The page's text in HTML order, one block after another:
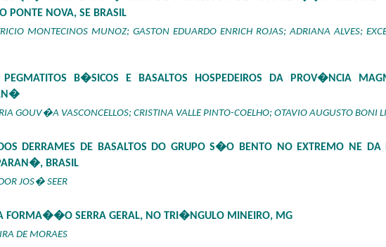
NOVA, SE BRASIL
MONTECINOS MUNOZ; GASTON EDUARDO ENRICH ROJAS; ADRIANA ALVES;
B�SICOS E BASALTOS HOSPEDEIROS DA PROV�NCIA
GOUV�A VASCONCELLOS; CRISTINA VALLE PINTO-COELHO; OTAVIO AUGUSTO BONI
DERRAMES DE BASALTOS DO GRUPO S�O BENTO NO EXTREMO NE
BRASIL
JOS� SEER
FORMA��O SERRA GERAL, NO TRI�NGULO MINEIRO, MG
DE MORAES